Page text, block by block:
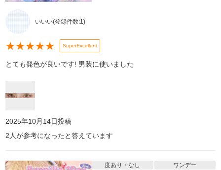
いいい(登録件数:1)
★★★★★ SuperExcellent
とても発色が良いです! 男装に使いました
2025年10月14日投稿
2 人が参考になったと答えています
度あり・なし ワンデー